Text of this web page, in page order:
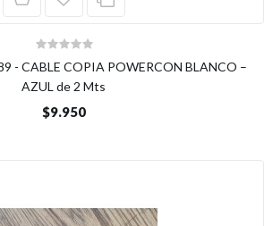
- CABLE COPIA POWERCON BLANCO –
AZUL de 2 Mts
$9.950